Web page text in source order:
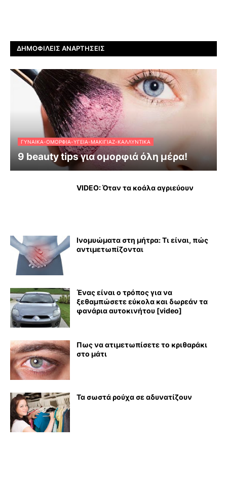
ΔΗΜΟΦΙΛΕΊΣ ΑΝΑΡΤΉΣΕΙΣ
ΓΥΝΑΊΚΑ-ΟΜΟΡΦΙΆ-ΥΓΕΊΑ-ΜΑΚΙΓΙΆΖ-ΚΑΛΛΥΝΤΙΚΆ
9 beauty tips για ομορφιά όλη μέρα!
VIDEO: Όταν τα κοάλα αγριεύουν
Ινομυώματα στη μήτρα: Τι είναι, πώς
αντιμετωπίζονται
Ένας είναι ο τρόπος για να
ξεθαμπώσετε εύκολα και δωρεάν τα
φανάρια αυτοκινήτου [video]
Πως να ατιμετωπίσετε το κριθαράκι
στο μάτι
Τα σωστά ρούχα σε αδυνατίζουν